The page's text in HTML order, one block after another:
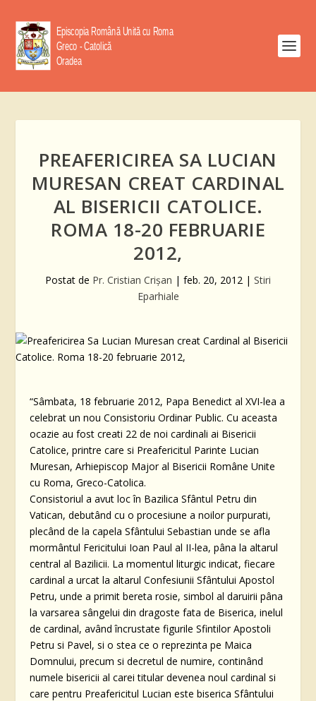
PREAFERICIREA SA LUCIAN
MURESAN CREAT CARDINAL
AL BISERICII CATOLICE.
ROMA 18-20 FEBRUARIE
2012,
Postat de Pr. Cristian Crişan | feb. 20, 2012 | Stiri
Eparhiale
“Sâmbata, 18 februarie 2012, Papa Benedict al XVI-lea a
celebrat un nou Consistoriu Ordinar Public. Cu aceasta
ocazie au fost creati 22 de noi cardinali ai Bisericii
Catolice, printre care si Preafericitul Parinte Lucian
Muresan, Arhiepiscop Major al Bisericii Române Unite
cu Roma, Greco-Catolica.
Consistoriul a avut loc în Bazilica Sfântul Petru din
Vatican, debutând cu o procesiune a noilor purpurati,
plecând de la capela Sfântului Sebastian unde se afla
mormântul Fericitului Ioan Paul al II-lea, pâna la altarul
central al Bazilicii. La momentul liturgic indicat, fiecare
cardinal a urcat la altarul Confesiunii Sfântului Apostol
Petru, unde a primit bereta rosie, simbol al daruirii pâna
la varsarea sângelui din dragoste fata de Biserica, inelul
de cardinal, având încrustate figurile Sfintilor Apostoli
Petru si Pavel, si o stea ce o reprezinta pe Maica
Domnului, precum si decretul de numire, continând
numele bisericii al carei titular devenea noul cardinal si
care pentru Preafericitul Lucian este biserica Sfântului